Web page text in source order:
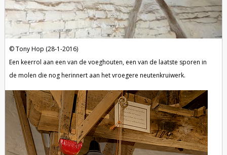
Tony Hop (28-1-2016)
Een keerrol aan een van de voeghouten, een van de laatste sporen in
de molen die nog herinnert aan het vroegere neutenkruiwerk.